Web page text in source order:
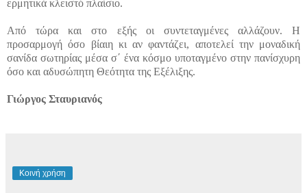
ερμητικά κλειστό πλαίσιο.
Από τώρα και στο εξής οι συντεταγμένες αλλάζουν. Η
προσαρμογή όσο βίαιη κι αν φαντάζει, αποτελεί την μοναδική
σανίδα σωτηρίας μέσα σ΄ ένα κόσμο υποταγμένο στην πανίσχυρη
όσο και αδυσώπητη Θεότητα της Εξέλιξης.
Γιώργος Σταυριανός
Κοινή χρήση